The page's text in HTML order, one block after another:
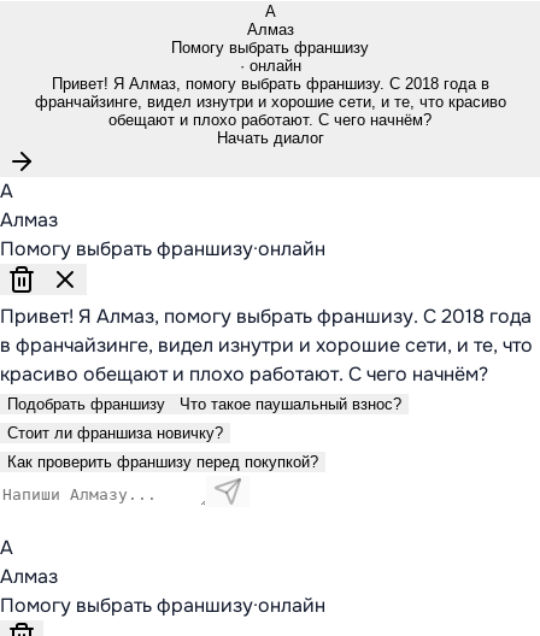
А
Алмаз
Помогу выбрать франшизу
· онлайн
Привет! Я Алмаз, помогу выбрать франшизу. С 2018 года в
франчайзинге, видел изнутри и хорошие сети, и те, что красиво
обещают и плохо работают. С чего начнём?
Начать диалог
А
Алмаз
Помогу выбрать франшизу·онлайн
Привет! Я Алмаз, помогу выбрать франшизу. С 2018 года
в франчайзинге, видел изнутри и хорошие сети, и те, что
красиво обещают и плохо работают. С чего начнём?
Подобрать франшизу
Что такое паушальный взнос?
Стоит ли франшиза новичку?
Как проверить франшизу перед покупкой?
А
Алмаз
Помогу выбрать франшизу·онлайн